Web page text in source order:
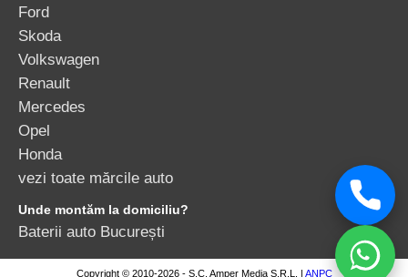
Ford
Skoda
Volkswagen
Renault
Mercedes
Opel
Honda
vezi toate mărcile auto
Unde montăm la domiciliu?
Baterii auto București
Copyright © 2010-2026 - S.C. Amper Media S.R.L. | ANPC